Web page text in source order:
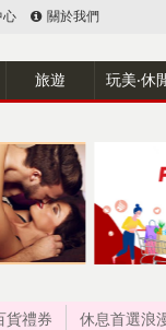
心 關於我們
旅遊 玩美‧休
貨禮券 休息首選浪